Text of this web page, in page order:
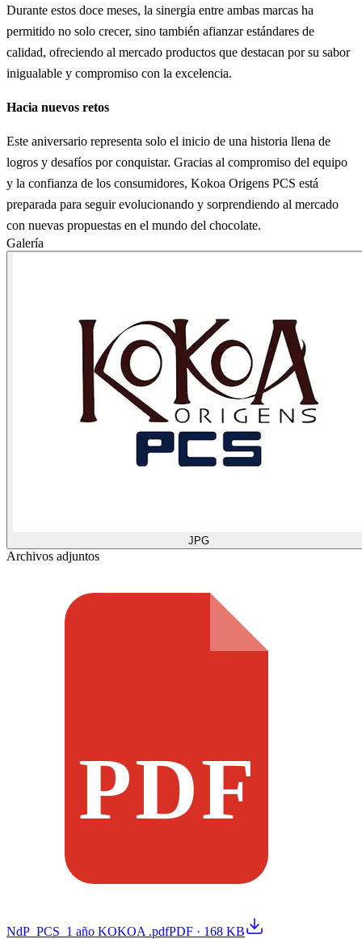
Durante estos doce meses, la sinergia entre ambas marcas ha
permitido no solo crecer, sino también afianzar estándares de
calidad, ofreciendo al mercado productos que destacan por su sabor
inigualable y compromiso con la excelencia.
Hacia nuevos retos
Este aniversario representa solo el inicio de una historia llena de
logros y desafíos por conquistar. Gracias al compromiso del equipo
y la confianza de los consumidores, Kokoa Origens PCS está
preparada para seguir evolucionando y sorprendiendo al mercado
con nuevas propuestas en el mundo del chocolate.
Galería
JPG
Archivos adjuntos
PDF
NdP_PCS_1 año KOKOA .pdfPDF · 168 KB